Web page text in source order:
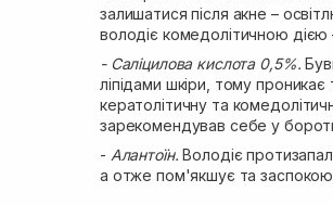
залишатися після акне –
володіє комедолітичною
- Саліцилова кислота 0,5%.
ліпідами шкіри, тому
кератолітичну та
зарекомендував себе у
- Алантоїн.Володіє
а отже пом'якшує та